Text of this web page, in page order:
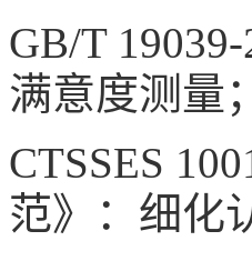
GB/T 19039-
满意度测量；
CTSSES
范》：细化